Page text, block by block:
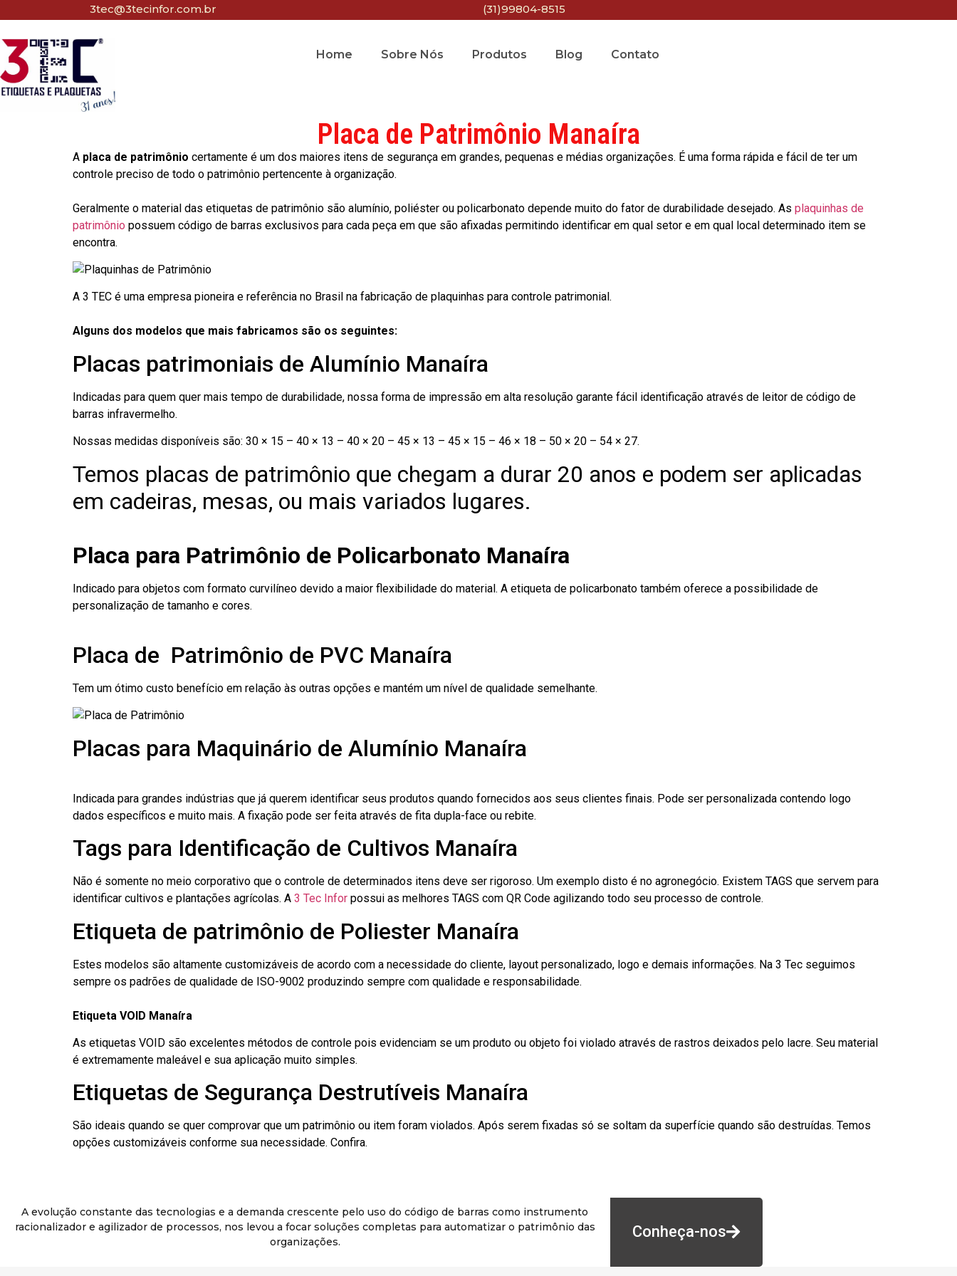
3tec@3tecinfor.com.br (31)99804-8515
Home Sobre Nós Produtos Blog Contato
Placa de Patrimônio Manaíra
A placa de patrimônio certamente é um dos maiores itens de segurança em grandes, pequenas e médias organizações. É uma forma rápida e fácil de ter um
controle preciso de todo o patrimônio pertencente à organização.
Geralmente o material das etiquetas de patrimônio são alumínio, poliéster ou policarbonato depende muito do fator de durabilidade desejado. As plaquinhas de
patrimônio possuem código de barras exclusivos para cada peça em que são afixadas permitindo identificar em qual setor e em qual local determinado item se
encontra.
A 3 TEC é uma empresa pioneira e referência no Brasil na fabricação de plaquinhas para controle patrimonial.
Alguns dos modelos que mais fabricamos são os seguintes:
Placas patrimoniais de Alumínio Manaíra
Indicadas para quem quer mais tempo de durabilidade, nossa forma de impressão em alta resolução garante fácil identificação através de leitor de código de
barras infravermelho.
Nossas medidas disponíveis são: 30 × 15 – 40 × 13 – 40 × 20 – 45 × 13 – 45 × 15 – 46 × 18 – 50 × 20 – 54 × 27.
Temos placas de patrimônio que chegam a durar 20 anos e podem ser aplicadas
em cadeiras, mesas, ou mais variados lugares.
Placa para Patrimônio de Policarbonato Manaíra
Indicado para objetos com formato curvilíneo devido a maior flexibilidade do material. A etiqueta de policarbonato também oferece a possibilidade de
personalização de tamanho e cores.
Placa de Patrimônio de PVC Manaíra
Tem um ótimo custo benefício em relação às outras opções e mantém um nível de qualidade semelhante.
Placas para Maquinário de Alumínio Manaíra
Indicada para grandes indústrias que já querem identificar seus produtos quando fornecidos aos seus clientes finais. Pode ser personalizada contendo logo
dados específicos e muito mais. A fixação pode ser feita através de fita dupla-face ou rebite.
Tags para Identificação de Cultivos Manaíra
Não é somente no meio corporativo que o controle de determinados itens deve ser rigoroso. Um exemplo disto é no agronegócio. Existem TAGS que servem para
identificar cultivos e plantações agrícolas. A 3 Tec Infor possui as melhores TAGS com QR Code agilizando todo seu processo de controle.
Etiqueta de patrimônio de Poliester Manaíra
Estes modelos são altamente customizáveis de acordo com a necessidade do cliente, layout personalizado, logo e demais informações. Na 3 Tec seguimos
sempre os padrões de qualidade de ISO-9002 produzindo sempre com qualidade e responsabilidade.
Etiqueta VOID Manaíra
As etiquetas VOID são excelentes métodos de controle pois evidenciam se um produto ou objeto foi violado através de rastros deixados pelo lacre. Seu material
é extremamente maleável e sua aplicação muito simples.
Etiquetas de Segurança Destrutíveis Manaíra
São ideais quando se quer comprovar que um patrimônio ou item foram violados. Após serem fixadas só se soltam da superfície quando são destruídas. Temos
opções customizáveis conforme sua necessidade. Confira.
A evolução constante das tecnologias e a demanda crescente pelo uso do código de barras como instrumento
racionalizador e agilizador de processos, nos levou a focar soluções completas para automatizar o patrimônio das
organizações.
Conheça-nos